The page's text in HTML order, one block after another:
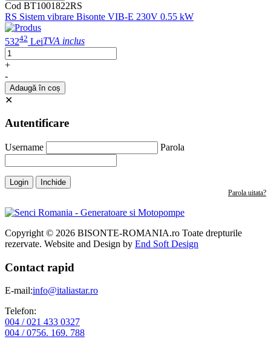
Cod BT1001822RS
RS Sistem vibrare Bisonte VIB-E 230V 0.55 kW
53242 LeiTVA inclus
+
-
Adaugă în coș
✕
Autentificare
Username Parola
Login Inchide
Parola uitata?
Copyright © 2026 BISONTE-ROMANIA.ro Toate drepturile
rezervate. Website and Design by End Soft Design
Contact rapid
E-mail:info@italiastar.ro
Telefon:
004 / 021 433 0327
004 / 0756. 169. 788